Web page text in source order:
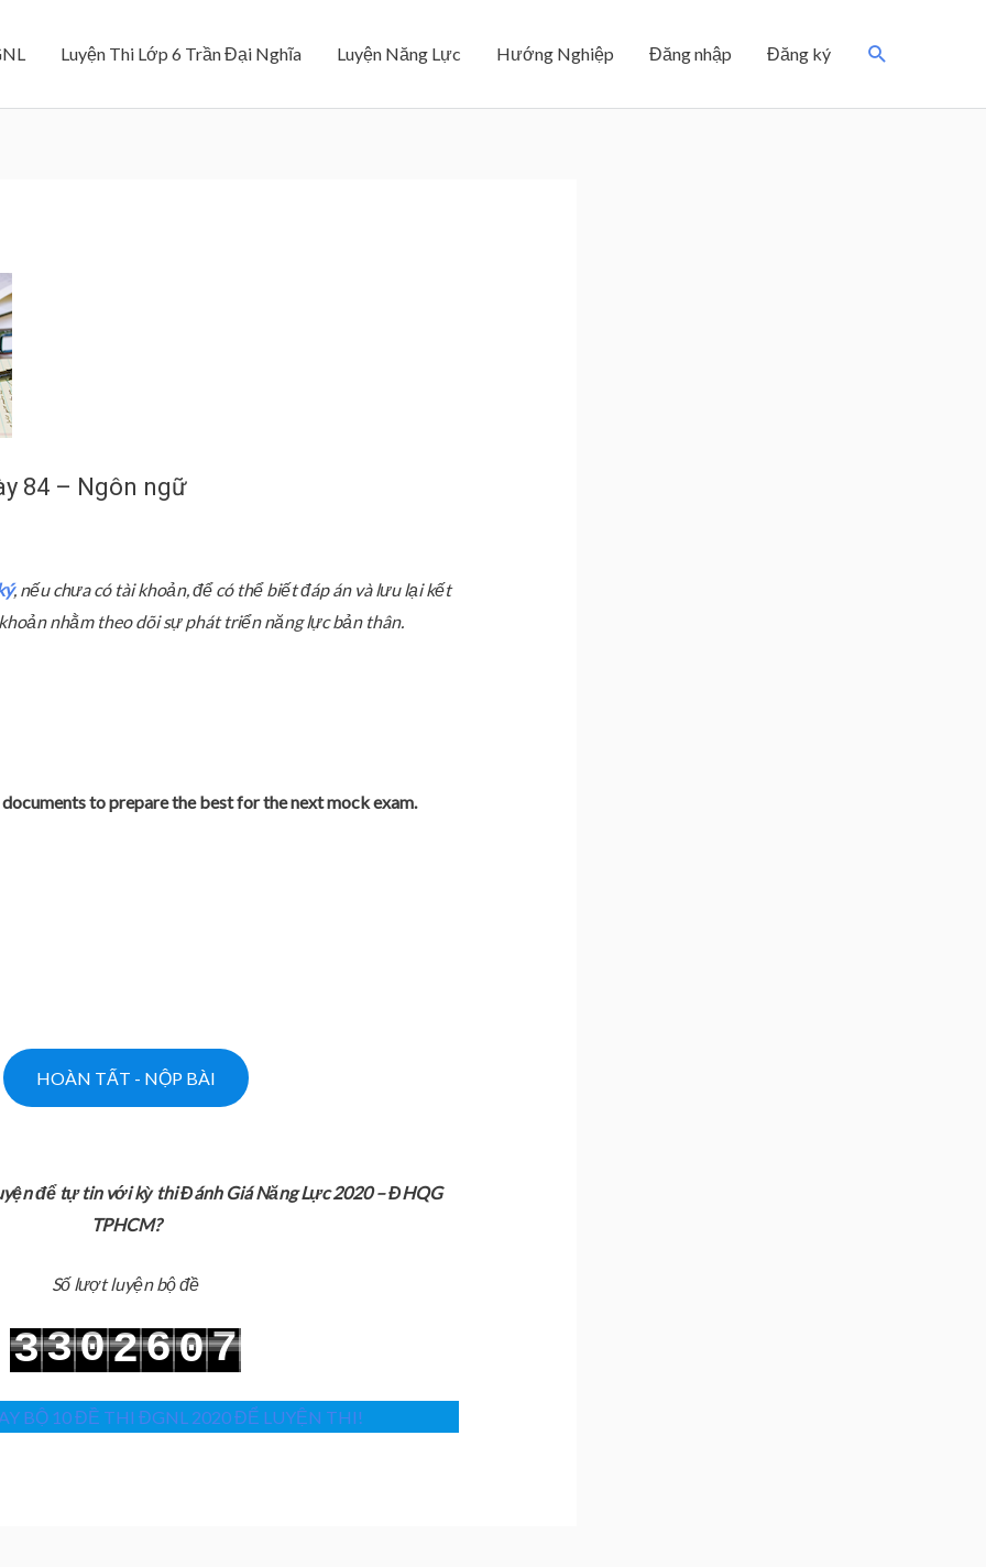
Luyện Thi Lớp 6 Trần Đại Nghĩa Luyện Năng Lực Hướng Nghiệp Đăng nhập Đăng ký Search
84 – Ngôn ngữ
, nếu chưa có tài khoản, để có thể biết đáp án và lưu lại kết
nhằm theo dõi sự phát triển năng lực bản thân.
documents to prepare the best for the next mock exam.
để tự tin với kỳ thi Đánh Giá Năng Lực 2020 – ĐHQG
TPHCM?
Số lượt luyện bộ đề
3
4
3
4
0
1
2
3
6
7
0
18
7
BỘ 10 ĐỀ THI ĐGNL 2020 ĐỂ LUYỆN THI!